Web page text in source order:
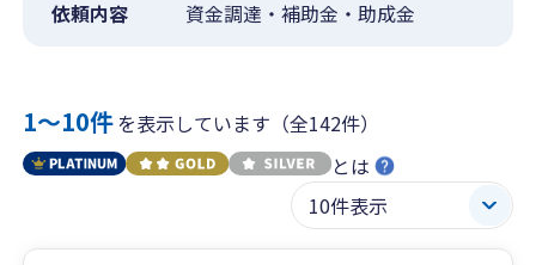
依頼内容
資金調達・補助金・助成金
1〜10件を表示しています（全142件）
とは